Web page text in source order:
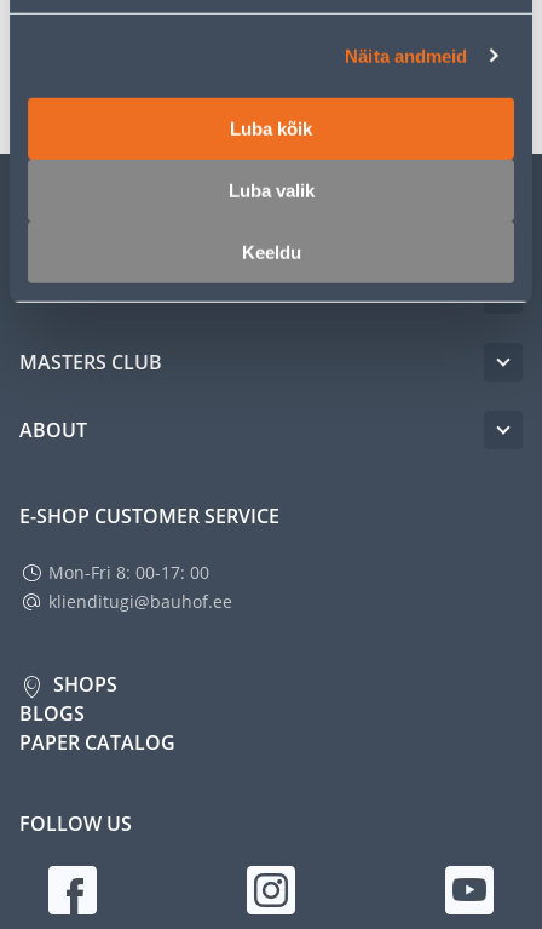
Näita andmeid
Luba kõik
Luba valik
Keeldu
CUSTOMER SERVICE
SERVICE
MASTERS CLUB
ABOUT
E-SHOP CUSTOMER SERVICE
Mon-Fri 8: 00-17: 00
klienditugi@bauhof.ee
SHOPS
BLOGS
PAPER CATALOG
FOLLOW US